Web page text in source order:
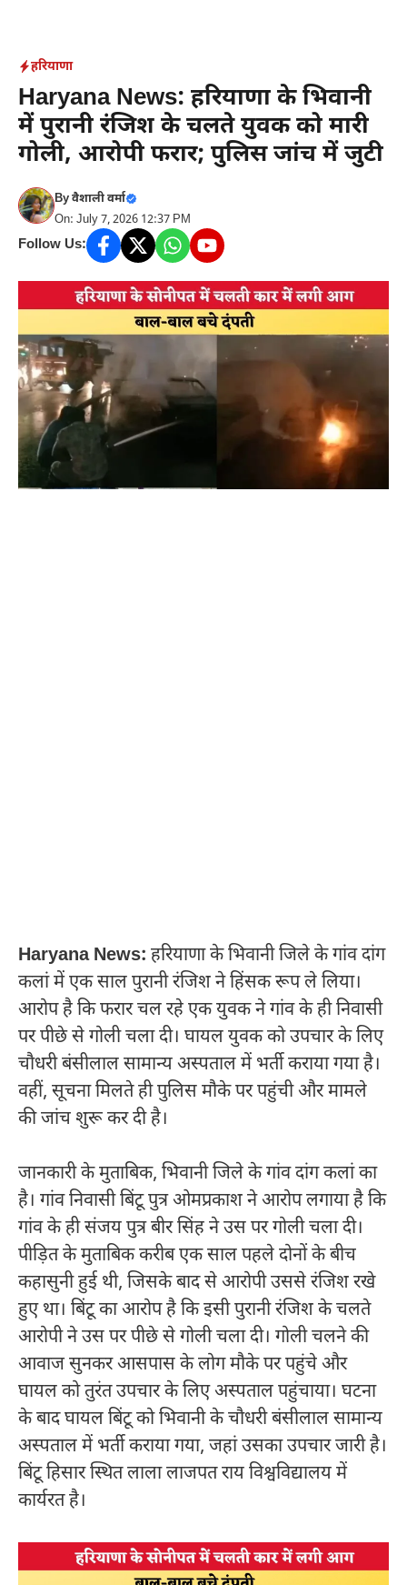
content
हरियाणा
Haryana News: हरियाणा के भिवानी
में पुरानी रंजिश के चलते युवक को मारी
गोली, आरोपी फरार; पुलिस जांच में जुटी
Byवैशाली वर्मा
On: July 7, 2026 12:37 PM
Follow Us:
Haryana News: हरियाणा के भिवानी जिले के गांव दांग
कलां में एक साल पुरानी रंजिश ने हिंसक रूप ले लिया।
आरोप है कि फरार चल रहे एक युवक ने गांव के ही निवासी
पर पीछे से गोली चला दी। घायल युवक को उपचार के लिए
चौधरी बंसीलाल सामान्य अस्पताल में भर्ती कराया गया है।
वहीं, सूचना मिलते ही पुलिस मौके पर पहुंची और मामले
की जांच शुरू कर दी है।
जानकारी के मुताबिक, भिवानी जिले के गांव दांग कलां का
है। गांव निवासी बिंटू पुत्र ओमप्रकाश ने आरोप लगाया है कि
गांव के ही संजय पुत्र बीर सिंह ने उस पर गोली चला दी।
पीड़ित के मुताबिक करीब एक साल पहले दोनों के बीच
कहासुनी हुई थी, जिसके बाद से आरोपी उससे रंजिश रखे
हुए था। बिंटू का आरोप है कि इसी पुरानी रंजिश के चलते
आरोपी ने उस पर पीछे से गोली चला दी। गोली चलने की
आवाज सुनकर आसपास के लोग मौके पर पहुंचे और
घायल को तुरंत उपचार के लिए अस्पताल पहुंचाया। घटना
के बाद घायल बिंटू को भिवानी के चौधरी बंसीलाल सामान्य
अस्पताल में भर्ती कराया गया, जहां उसका उपचार जारी है।
बिंटू हिसार स्थित लाला लाजपत राय विश्वविद्यालय में
कार्यरत है।